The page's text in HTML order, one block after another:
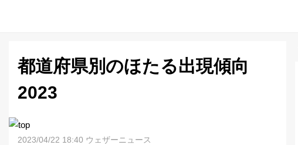
都道府県別のほたる出現傾向
2023
2023/04/22 18:40 ウェザーニュース